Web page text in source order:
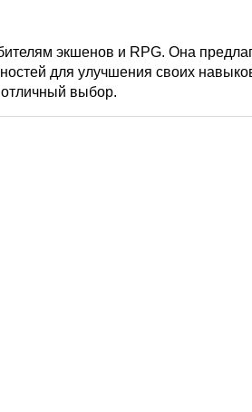
экшенов и RPG. Она
для улучшения своих
выбор.